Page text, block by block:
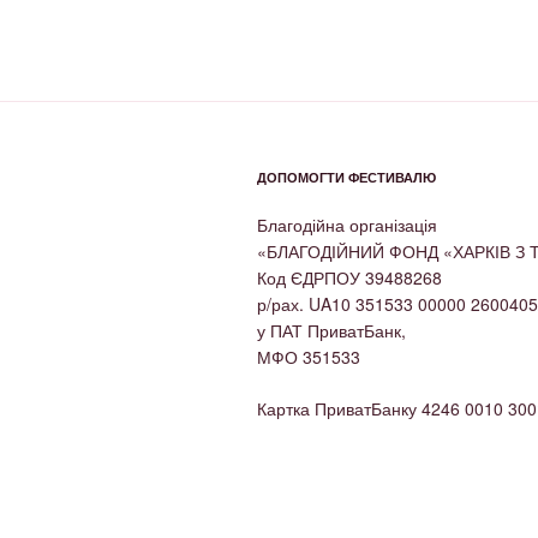
ДОПОМОГТИ ФЕСТИВАЛЮ
Благодійна організація
«БЛАГОДІЙНИЙ ФОНД «ХАРКІВ З
Код ЄДРПОУ 39488268
р/рах. UA10 351533 00000
у ПАТ ПриватБанк,
МФО 351533
Картка ПриватБанку 4246 0010